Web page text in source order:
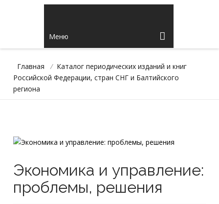
Меню
Главная / Каталог периодических изданий и книг
Российской Федерации, стран СНГ и Балтийского
региона
Экономика и управление:
проблемы, решения